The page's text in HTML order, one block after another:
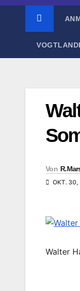
Von
OKT. 30,
Walter